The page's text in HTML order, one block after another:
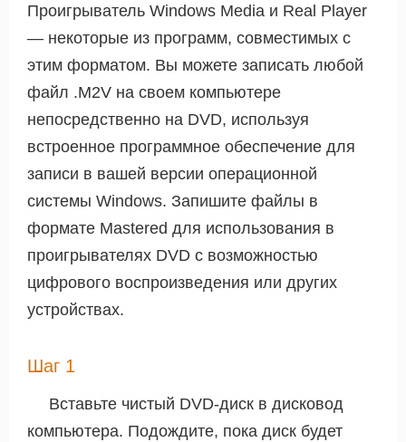
Проигрыватель Windows Media и Real Player
— некоторые из программ, совместимых с
этим форматом. Вы можете записать любой
файл .M2V на своем компьютере
непосредственно на DVD, используя
встроенное программное обеспечение для
записи в вашей версии операционной
системы Windows. Запишите файлы в
формате Mastered для использования в
проигрывателях DVD с возможностью
цифрового воспроизведения или других
устройствах.
Шаг 1
Вставьте чистый DVD-диск в дисковод
компьютера. Подождите, пока диск будет